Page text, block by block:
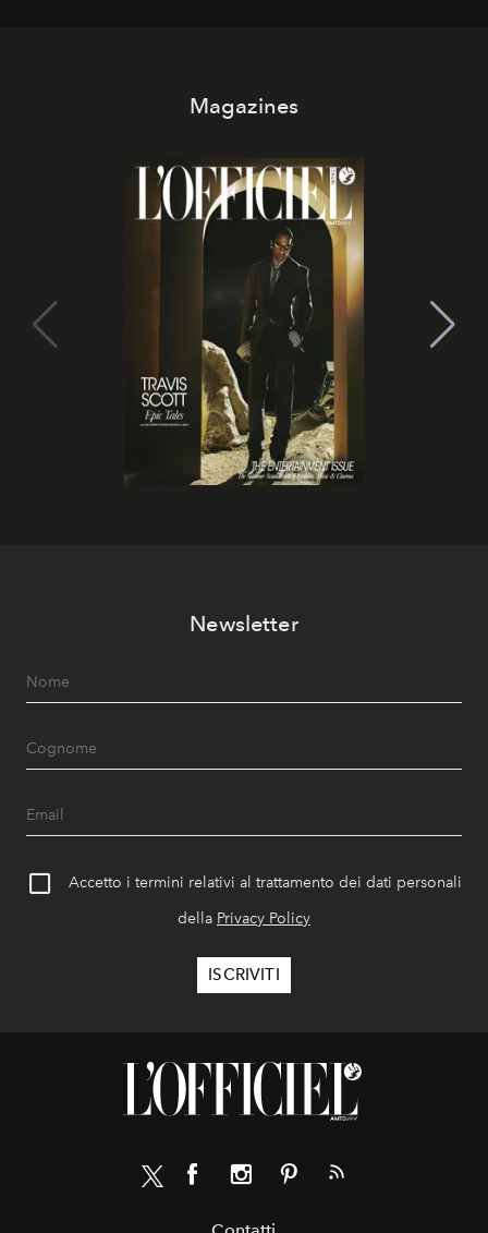
Magazines
Newsletter
Accetto i termini relativi al trattamento dei dati personali
della Privacy Policy